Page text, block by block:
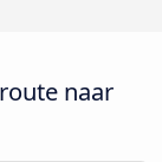
naar